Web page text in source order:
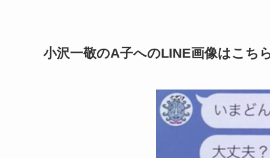
小沢一敬のA子へのLINE画像はこち